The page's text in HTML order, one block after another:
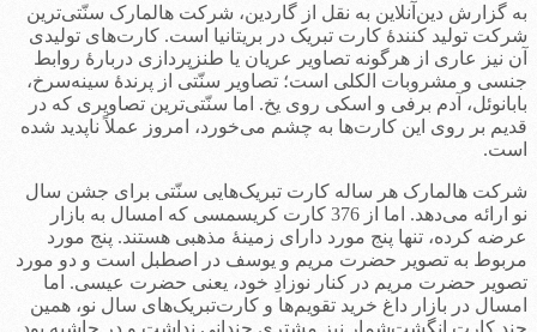
به گزارش دین‌آنلاین به نقل از گاردین، شرکت هالمارک سنّتی‌ترین
شرکت تولید کنندۀ کارت تبریک در بریتانیا است. کارت‌های تولیدی
آن نیز عاری از هرگونه تصاویر عریان یا طنزپردازی دربارۀ روابط
جنسی و مشروبات الکلی است؛ تصاویر سنّتی از پرندۀ سینه‌سرخ،
بابانوئل، آدم برفی و اسکی روی یخ. اما سنّتی‌ترین تصاویری که در
قدیم بر روی این کارت‌ها به چشم می‌خورد، امروز عملاً ناپدید شده
است.
شرکت هالمارک هر ساله کارت تبریک‌هایی سنّتی برای جشن سال
نو ارائه می‌دهد. اما از 376 کارت کریسمسی که امسال به بازار
عرضه کرده، تنها پنج مورد دارای زمینۀ مذهبی هستند. پنج مورد
مربوط به تصویر حضرت مریم و یوسف در اصطبل است و دو مورد
تصویر حضرت مریم در کنار نوزادِ خود، یعنی حضرت عیسی. اما
امسال در بازار داغ خرید تقویم‌ها و کارت‌تبریک‌های سال نو، همین
چند کارت انگشت‌شمار نیز مشتری چندانی نداشت و در حاشیه بود.